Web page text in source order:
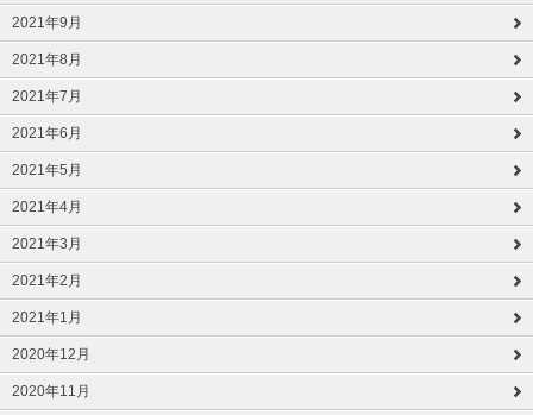
2021年9月
2021年8月
2021年7月
2021年6月
2021年5月
2021年4月
2021年3月
2021年2月
2021年1月
2020年12月
2020年11月